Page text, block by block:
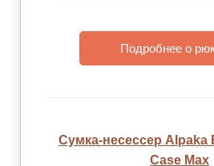
Подробнее о
Сумка-несессер Alpaka
Case Max